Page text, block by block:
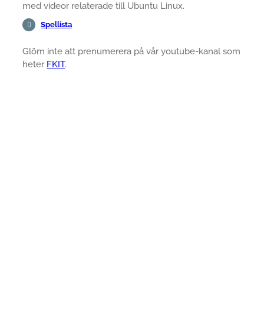
med videor relaterade till Ubuntu Linux.
Spellista
Glöm inte att prenumerera på vår youtube-kanal som
heter FKIT.